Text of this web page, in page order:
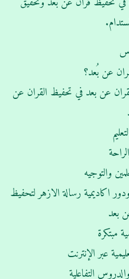
عن بُعد؟
عن بعد في تحفيظ القران عن
والتوجيه
اكاديمية رسالة الازهر لتحفيظ
بعد
مبتكرة
عبر الإنترنت
التفاعلية